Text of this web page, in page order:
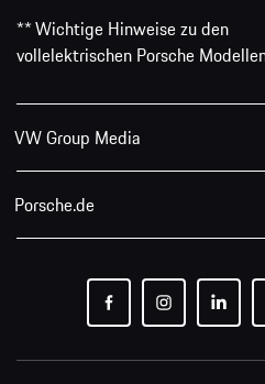
** Wichtige Hinweise zu den
vollelektrischen Porsche
VW Group Media
Porsche.de